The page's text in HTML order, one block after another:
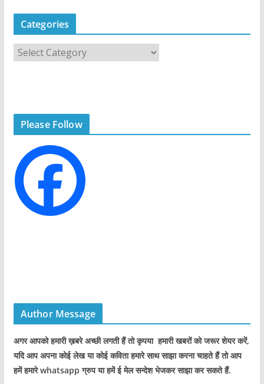
Categories
a
r
e
s
Please Follow
Author Message
अगर आपको हमारी ख़बरे अच्छी लगती हैं तो कृपया हमारी खबरों को जरूर शेयर करें,
यदि आप अपना कोई लेख या कोई कविता हमारे साथ साझा करना चाहते हैं तो आप
हमें हमारे whatsapp ग्रुप या हमें ई मेल सन्देश भेजकर साझा कर सकते हैं.